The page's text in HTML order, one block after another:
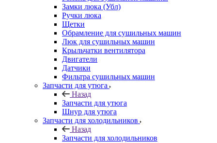
Замки люка (Убл)
Ручки люка
Щетки
Обрамление для сушильных машин
Люк для сушильных машин
Крыльчатки вентилятора
Двигатели
Датчики
Фильтра сушильных машин
Запчасти для утюга
Назад
Запчасти для утюга
Шнур для утюга
Запчасти для холодильников
Назад
Запчасти для холодильников